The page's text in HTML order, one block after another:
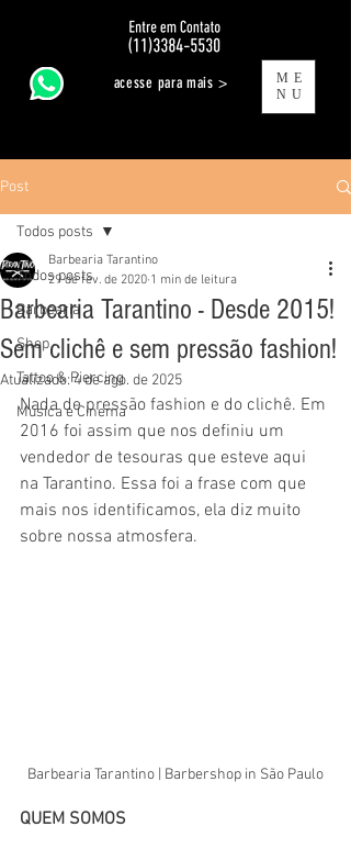
acesse para mais >
ME
NU
Post
Todos posts
Barbearia
Shop
Tattoo & Piercing
Música e Cinema
Todos posts
Barbearia Tarantino - Desde 2015!
Sem clichê e sem pressão fashion!
Barbearia Tarantino
29 de fev. de 2020 1 min de leitura
Atualizado:4 de ago. de 2025
Nada de pressão fashion e do clichê. Em
2016 foi assim que nos definiu um
vendedor de tesouras que esteve aqui
na Tarantino. Essa foi a frase com que
mais nos identificamos, ela diz muito
sobre nossa atmosfera.
Barbearia Tarantino | Barbershop in São Paulo
QUEM SOMOS